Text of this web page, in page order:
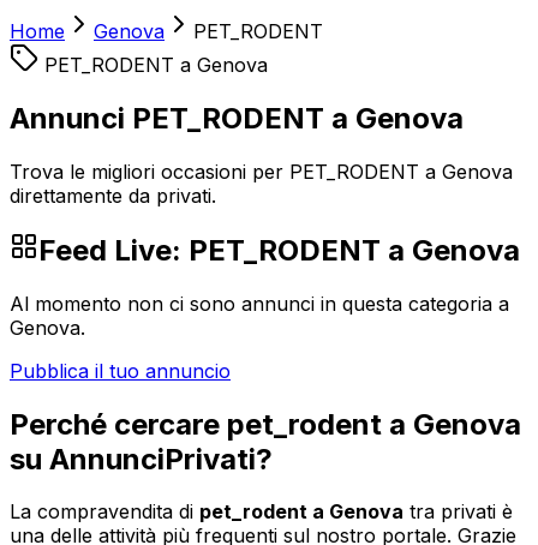
Home Genova
PET_RODENT
PET_RODENT a Genova
Annunci PET_RODENT a Genova
Trova le migliori occasioni per PET_RODENT a Genova
direttamente da privati.
Feed Live: PET_RODENT a Genova
Al momento non ci sono annunci in questa categoria a
Genova.
Pubblica il tuo annuncio
Perché cercare pet_rodent a Genova
su AnnunciPrivati?
La compravendita di pet_rodent a Genova tra privati è
una delle attività più frequenti sul nostro portale. Grazie